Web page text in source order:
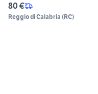
80 €
Reggio di Calabria (RC)